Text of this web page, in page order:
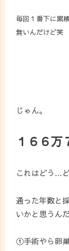
毎回１番下に累
無いんだけど笑
じゃん。
１６６万
これはどう…
通った年数と
いかと思うん
①手術やら卵